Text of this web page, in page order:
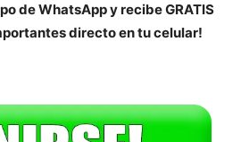
de WhatsApp y recibe GRATIS
directo en tu celular!